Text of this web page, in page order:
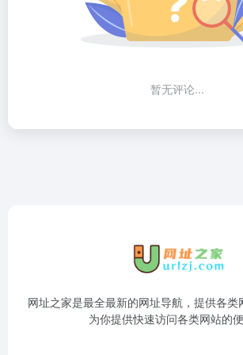
暂无评论...
网址之家是最全最新的网址导航，提供各类
为你提供快速访问各类网站的便